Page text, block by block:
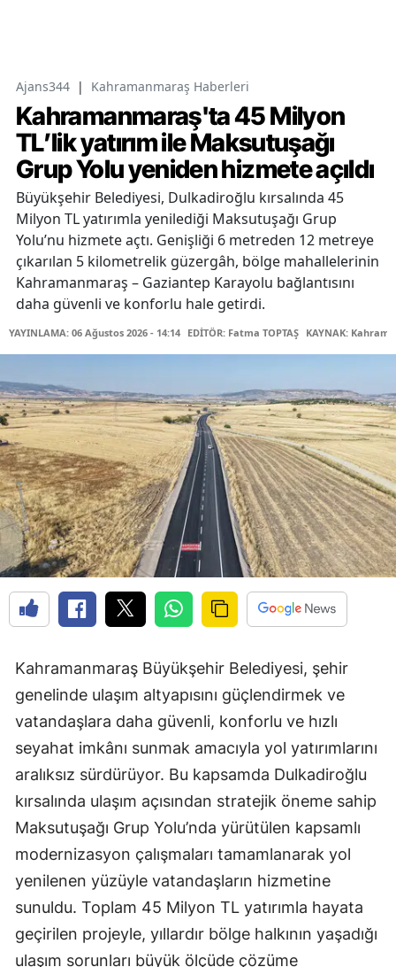
Ajans344 | Kahramanmaraş Haberleri
Kahramanmaraş'ta 45 Milyon
TL’lik yatırım ile Maksutuşağı
Grup Yolu yeniden hizmete açıldı
Büyükşehir Belediyesi, Dulkadiroğlu kırsalında 45
Milyon TL yatırımla yenilediği Maksutuşağı Grup
Yolu’nu hizmete açtı. Genişliği 6 metreden 12 metreye
çıkarılan 5 kilometrelik güzergâh, bölge mahallelerinin
Kahramanmaraş – Gaziantep Karayolu bağlantısını
daha güvenli ve konforlu hale getirdi.
YAYINLAMA: 06 Ağustos 2026 - 14:14 EDİTÖR: Fatma TOPTAŞ KAYNAK:
Kahramanmaraş Büyükşehir Belediyesi, şehir
genelinde ulaşım altyapısını güçlendirmek ve
vatandaşlara daha güvenli, konforlu ve hızlı
seyahat imkânı sunmak amacıyla yol yatırımlarını
aralıksız sürdürüyor. Bu kapsamda Dulkadiroğlu
kırsalında ulaşım açısından stratejik öneme sahip
Maksutuşağı Grup Yolu’nda yürütülen kapsamlı
modernizasyon çalışmaları tamamlanarak yol
yenilenen yüzüyle vatandaşların hizmetine
sunuldu. Toplam 45 Milyon TL yatırımla hayata
geçirilen projeyle, yıllardır bölge halkının yaşadığı
ulaşım sorunları büyük ölçüde çözüme